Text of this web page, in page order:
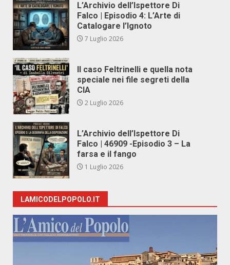
L’Archivio dell’Ispettore Di
Falco | Episodio 4: L’Arte di
Catalogare l’Ignoto
7 Luglio 2026
Il caso Feltrinelli e quella nota
speciale nei file segreti della
CIA
2 Luglio 2026
L’Archivio dell’Ispettore Di
Falco | 46909 -Episodio 3 – La
farsa e il fango
1 Luglio 2026
LAMICODELPOPOLO.IT